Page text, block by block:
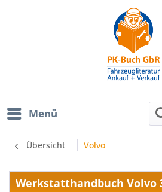
Menü
Übersicht Volvo
Werkstatthandbuch Volvo